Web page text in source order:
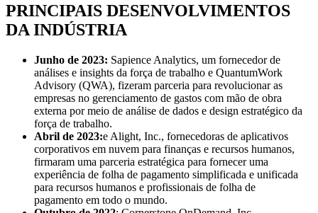
PRINCIPAIS DESENVOLVIMENTOS
DA INDÚSTRIA
Junho de 2023: Sapience Analytics, um fornecedor de
análises e insights da força de trabalho e QuantumWork
Advisory (QWA), fizeram parceria para revolucionar as
empresas no gerenciamento de gastos com mão de obra
externa por meio de análise de dados e design estratégico da
força de trabalho.
Abril de 2023:e Alight, Inc., fornecedoras de aplicativos
corporativos em nuvem para finanças e recursos humanos,
firmaram uma parceria estratégica para fornecer uma
experiência de folha de pagamento simplificada e unificada
para recursos humanos e profissionais de folha de
pagamento em todo o mundo.